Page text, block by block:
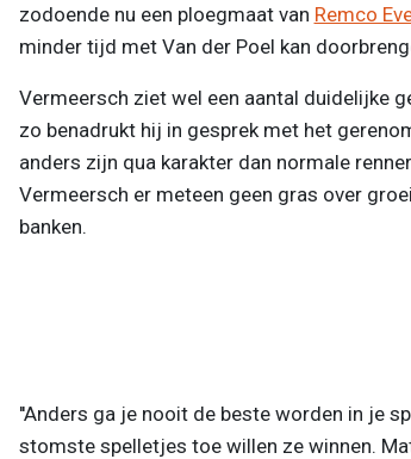
zodoende nu een ploegmaat van Remco
minder tijd met Van der Poel kan
Vermeersch ziet wel een aantal duidelijke
zo benadrukt hij in gesprek met het
anders zijn qua karakter dan normale
Vermeersch er meteen geen gras over
banken.
''Anders ga je nooit de beste worden in je
stomste spelletjes toe willen ze winnen.